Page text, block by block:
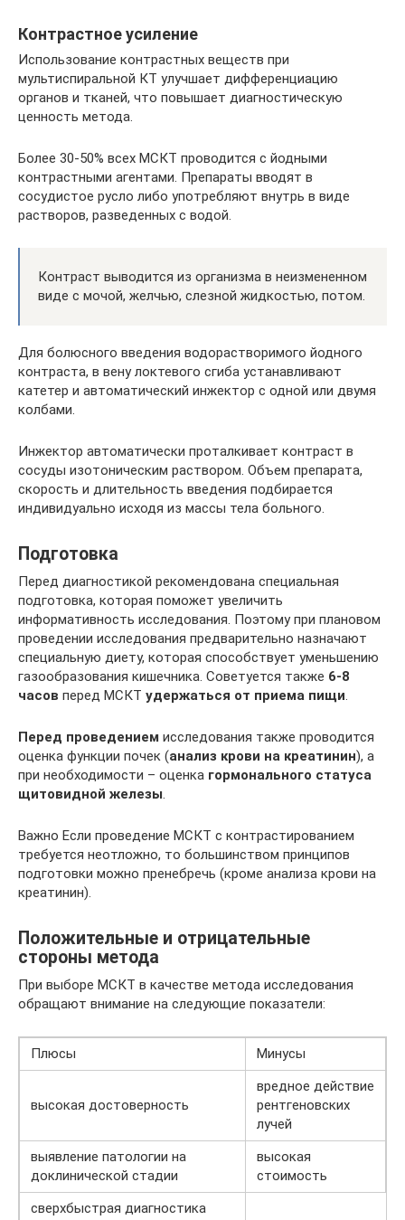
Контрастное усиление
Использование контрастных веществ при
мультиспиральной КТ улучшает дифференциацию
органов и тканей, что повышает диагностическую
ценность метода.
Более 30-50% всех МСКТ проводится с йодными
контрастными агентами. Препараты вводят в
сосудистое русло либо употребляют внутрь в виде
растворов, разведенных с водой.
Контраст выводится из организма в неизмененном
виде с мочой, желчью, слезной жидкостью, потом.
Для болюсного введения водорастворимого йодного
контраста, в вену локтевого сгиба устанавливают
катетер и автоматический инжектор с одной или двумя
колбами.
Инжектор автоматически проталкивает контраст в
сосуды изотоническим раствором. Объем препарата,
скорость и длительность введения подбирается
индивидуально исходя из массы тела больного.
Подготовка
Перед диагностикой рекомендована специальная
подготовка, которая поможет увеличить
информативность исследования. Поэтому при плановом
проведении исследования предварительно назначают
специальную диету, которая способствует уменьшению
газообразования кишечника. Советуется также 6-8
часов перед МСКТ удержаться от приема пищи
Перед проведением исследования также проводится
оценка функции почек (анализ крови на креатинин), а
при необходимости – оценка гормонального статуса
щитовидной железы
Важно Если проведение МСКТ с контрастированием
требуется неотложно, то большинством принципов
подготовки можно пренебречь (кроме анализа крови на
креатинин).
Положительные и отрицательные
стороны метода
При выборе МСКТ в качестве метода исследования
обращают внимание на следующие показатели:
Плюсы Минусы
высокая достоверность
вредное действие
рентгеновских
лучей
выявление патологии на
доклинической стадии
высокая
стоимость
сверхбыстрая диагностика